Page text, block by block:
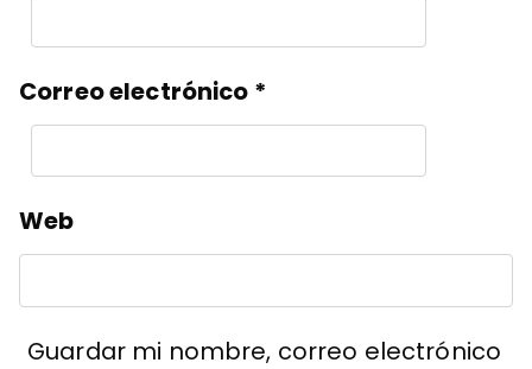
Correo electrónico *
Web
Guardar mi nombre, correo electrónico